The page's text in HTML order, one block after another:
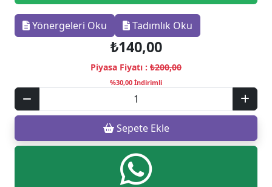
Yönergeleri Oku Tadımlık Oku
₺140,00
Piyasa Fiyatı : ₺200,00
%30,00 İndirimli
Sepete Ekle